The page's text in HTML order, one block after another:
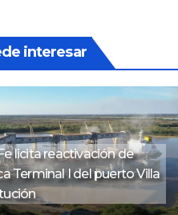
interesar
licita reactivación de
Terminal I del puerto Villa